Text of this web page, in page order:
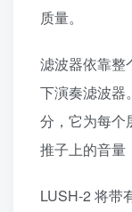
质量。
滤波器依靠整
下演奏滤波器
分，它为每个
推子上的音量
LUSH-2 将带